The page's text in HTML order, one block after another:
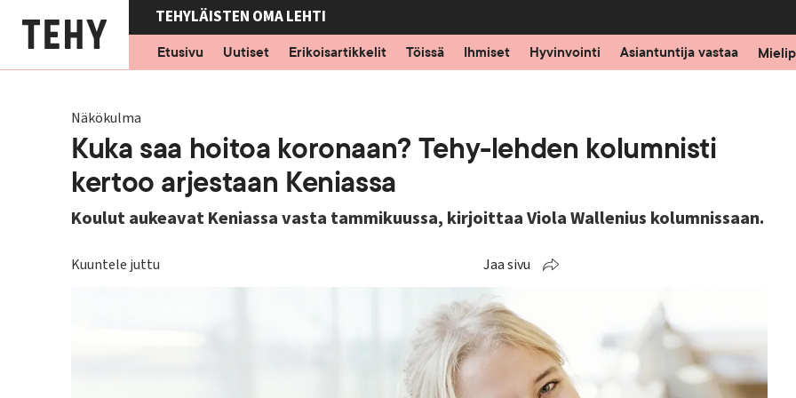
pääsisältöön
TEHYLÄISTEN OMA LEHTI
Etusivu
Uutiset Erikoisartikkelit Töissä Ihmiset Hyvinvointi Asiantuntija vastaa
Näkökulma
Kuka saa hoitoa koronaan? Tehy-lehden kolumnisti
kertoo arjestaan Keniassa
Koulut aukeavat Keniassa vasta tammikuussa, kirjoittaa Viola Wallenius kolumnissaan.
Kuuntele juttu Jaa sivu